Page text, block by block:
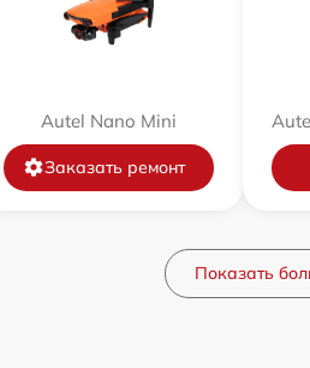
Autel Nano Mini
Заказать ремонт
Показать